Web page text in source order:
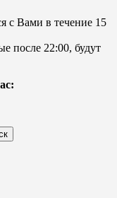
с Вами в течение 15
после 22:00, будут